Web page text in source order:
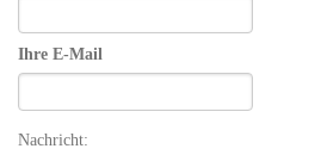
Ihre E-Mail
Nachricht: